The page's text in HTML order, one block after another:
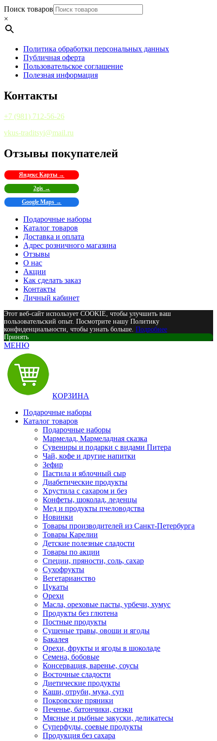
Поиск товаров
×
Политика обработки персональных данных
Публичная оферта
Пользовательское соглашение
Полезная информация
Контакты
+7 (981) 712-56-26
vkus-traditsyi@mail.ru
Отзывы покупателей
Яндекс Карты →
2gis →
Google Maps →
Подарочные наборы
Каталог товаров
Доставка и оплата
Адрес розничного магазина
Отзывы
О нас
Акции
Как сделать заказ
Контакты
Личный кабинет
Этот веб-сайт использует COOKIE, чтобы улучшить ваш
пользовательский опыт. Посмотрите нашу Политику
конфиденциальности, чтобы узнать больше. Подробнее
Принять
МЕНЮ
КОРЗИНА
Подарочные наборы
Каталог товаров
Подарочные наборы
Мармелад, Мармеладная сказка
Сувениры и подарки с видами Питера
Чай, кофе и другие напитки
Зефир
Пастила и яблочный сыр
Диабетические продукты
Хрустила с сахаром и без
Конфеты, шоколад, леденцы
Мед и продукты пчеловодства
Новинки
Товары производителей из Санкт-Петербурга
Товары Карелии
Детские полезные сладости
Товары по акции
Специи, пряности, соль, сахар
Сухофрукты
Вегетарианство
Цукаты
Орехи
Масла, ореховые пасты, урбечи, хумус
Продукты без глютена
Постные продукты
Сушеные травы, овощи и ягоды
Бакалея
Орехи, фрукты и ягоды в шоколаде
Семена, бобовые
Консервация, варенье, соусы
Восточные сладости
Диетические продукты
Каши, отруби, мука, суп
Покровские пряники
Печенье, батончики, снэки
Мясные и рыбные закуски, деликатесы
Суперфуды, соевые продукты
Продукция без сахара